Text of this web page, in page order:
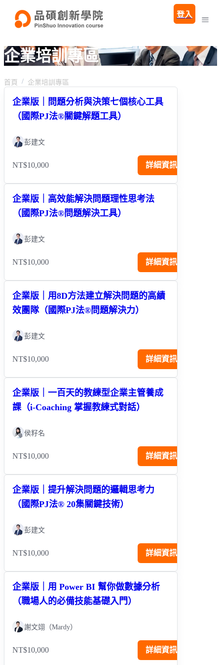
登入
企業培訓專區
首頁 企業培訓專區
企業版｜問題分析與決策七個核心工具
（國際PJ法®關鍵解題工具）
彭建文
NT$10,000 詳細資訊
企業版｜高效能解決問題理性思考法
（國際PJ法®問題解決工具）
彭建文
NT$10,000 詳細資訊
企業版｜用8D方法建立解決問題的高績
效團隊（國際PJ法®問題解決力）
彭建文
NT$10,000 詳細資訊
企業版｜一百天的教練型企業主管養成
課（i-Coaching 掌握教練式對話）
侯籽名
NT$10,000 詳細資訊
企業版｜提升解決問題的邏輯思考力
（國際PJ法® 20集關鍵技術）
彭建文
NT$10,000 詳細資訊
企業版｜用 Power BI 幫你做數據分析
（職場人的必備技能基礎入門）
謝文翊（Mardy）
NT$10,000 詳細資訊